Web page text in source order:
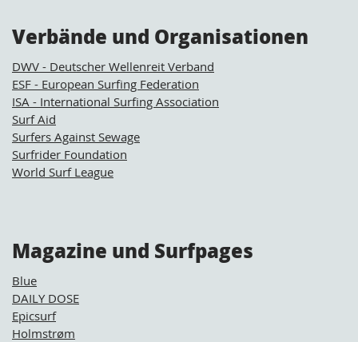
Verbände und Organisationen
DWV - Deutscher Wellenreit Verband
ESF - European Surfing Federation
ISA - International Surfing Association
Surf Aid
Surfers Against Sewage
Surfrider Foundation
World Surf League
Magazine und Surfpages
Blue
DAILY DOSE
Epicsurf
Holmstrøm